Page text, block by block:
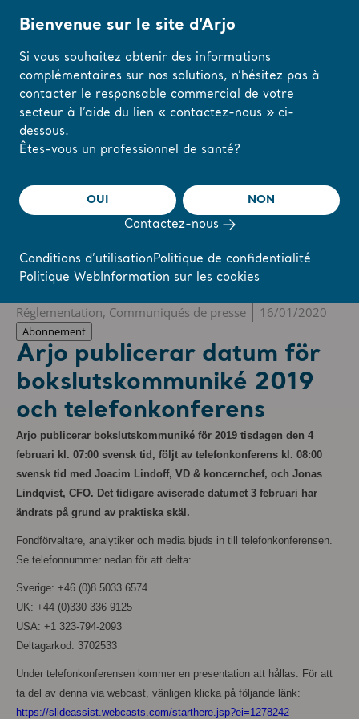
Modifiez votre
langue ici
J'AI COMPRIS
Accueil / ... / Newsroom / Arjo publicerar datum för
The share s-arjo
Reports & Presentations Newsroom
❮ Actualités
Réglementation, Communiqués de presse
16/01/2020
Abonnement
Arjo publicerar datum för
bokslutskommuniké 2019
och telefonkonferens
Arjo publicerar bokslutskommuniké för 2019 tisdagen den 4
februari kl. 07:00 svensk tid, följt av telefonkonferens kl. 08:00
svensk tid med Joacim Lindoff, VD & koncernchef, och Jonas
Lindqvist, CFO. Det tidigare aviserade datumet 3 februari har
ändrats på grund av praktiska skäl.
Fondförvaltare, analytiker och media bjuds in till telefonkonferensen.
Se telefonnummer nedan för att delta:
Sverige: +46 (0)8 5033 6574
UK: +44 (0)330 336 9125
USA: +1 323-794-2093
Deltagarkod: 3702533
Under telefonkonferensen kommer en presentation att hållas. För att
ta del av denna via webcast, vänligen klicka på följande länk:
https://slideassist.webcasts.com/starthere.jsp?ei=1278242
Bienvenue sur le site d’Arjo
Si vous souhaitez obtenir des informations
complémentaires sur nos solutions, n’hésitez pas à
contacter le responsable commercial de votre
secteur à l’aide du lien « contactez-nous » ci-
dessous.
Êtes-vous un professionnel de santé?
OUI NON
Contactez-nous
Conditions d’utilisationPolitique de confidentialité
Politique WebInformation sur les cookies